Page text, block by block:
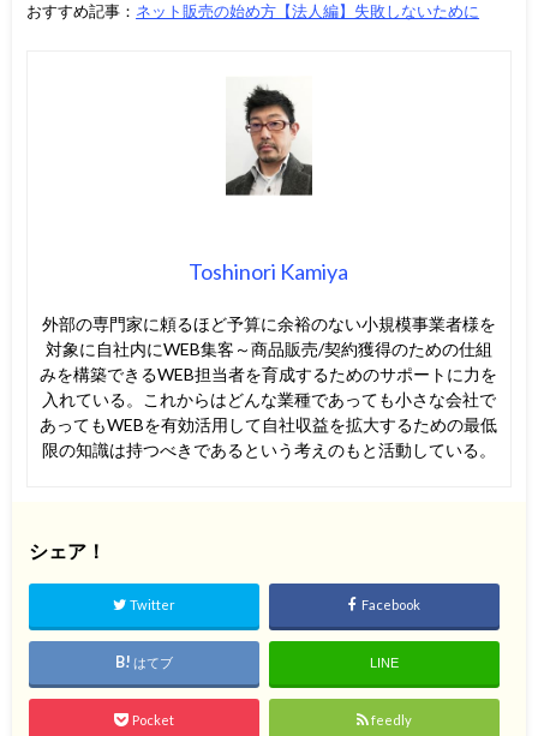
おすすめ記事： ネット販売の始め方【法人編】失敗しないために
Toshinori Kamiya
外部の専門家に頼るほど予算に余裕のない小規模事業者様を
対象に自社内にWEB集客～商品販売/契約獲得のための仕組
みを構築できるWEB担当者を育成するためのサポートに力を
入れている。これからはどんな業種であっても小さな会社で
あってもWEBを有効活用して自社収益を拡大するための最低
限の知識は持つべきであるという考えのもと活動している。
シェア！
Twitter Facebook
はてブ LINE
Pocket feedly